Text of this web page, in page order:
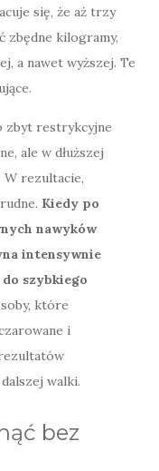
się, że aż trzy
zbędne kilogramy,
a nawet wyższej. Te
zbyt restrykcyjne
ale w dłuższej
W rezultacie,
Kiedy po
nawyków
intensywnie
szybkiego
które
i
walki.
bez